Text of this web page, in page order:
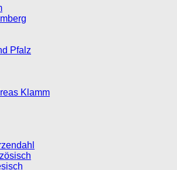
Pfalz
Klamm